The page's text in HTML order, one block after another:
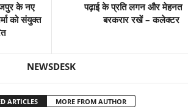
के नए
को संयुक्त
पढ़ाई के प्रति लगन और मेहनत
बरकरार रखें – कलेक्टर
NEWSDESK
ARTICLES MORE FROM AUTHOR